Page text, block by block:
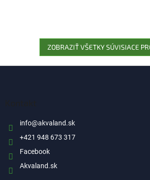
ZOBRAZIŤ VŠETKY SÚVISIACE
info@akvaland.sk
+421 948 673 317
Facebook
Akvaland.sk